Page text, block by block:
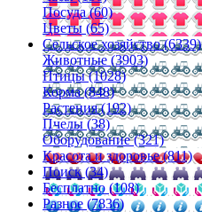
Посуда (60)
Цветы (65)
Сельское хозяйство (6339)
Животные (3903)
Птицы (1028)
Корма (848)
Растения (192)
Пчелы (38)
Оборудование (321)
Красота и здоровье (811)
Поиск (34)
Бесплатно (108)
Разное (7836)